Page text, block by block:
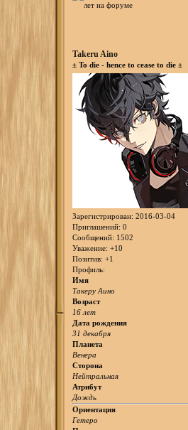
Takeru Aino
± To die - hence to cease to die ±
Зарегистрирован: 2016-03-04
Приглашений: 0
Сообщений: 1502
Уважение: +10
Позитив: +1
Профиль:
Имя
Такеру Аино
Возраст
16 лет
Дата рождения
31 декабря
Планета
Венера
Сторона
Нейтральная
Атрибут
Дождь
Ориентация
Гетеро